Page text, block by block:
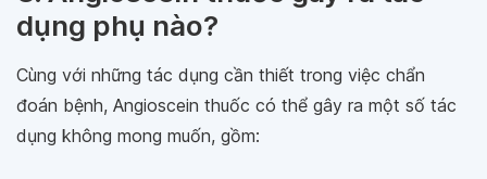
dụng phụ nào?
Cùng với những tác dụng cần thiết trong việc chẩn
đoán bệnh, Angioscein thuốc có thể gây ra một số tác
dụng không mong muốn, gồm: